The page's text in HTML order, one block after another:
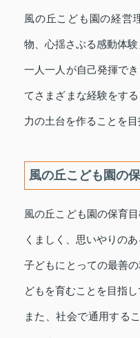
風の丘こども園の経営
物、心揺さぶる感動体験
一人一人が自己発揮で
てさまざまな経験をす
力の土台を作ることを目
風の丘こども園の
風の丘こども園の保育
くましく、思いやりの
子どもにとっての最善
どもを育むことを目指し
また、社会で通用する